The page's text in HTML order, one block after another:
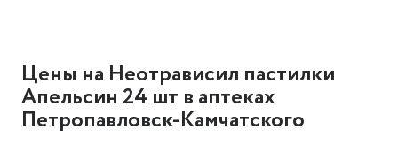
Цены на Неотрависил пастилки
Апельсин 24 шт в аптеках
Петропавловск-Камчатского